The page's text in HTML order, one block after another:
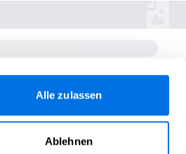
Alle zulassen
Ablehnen